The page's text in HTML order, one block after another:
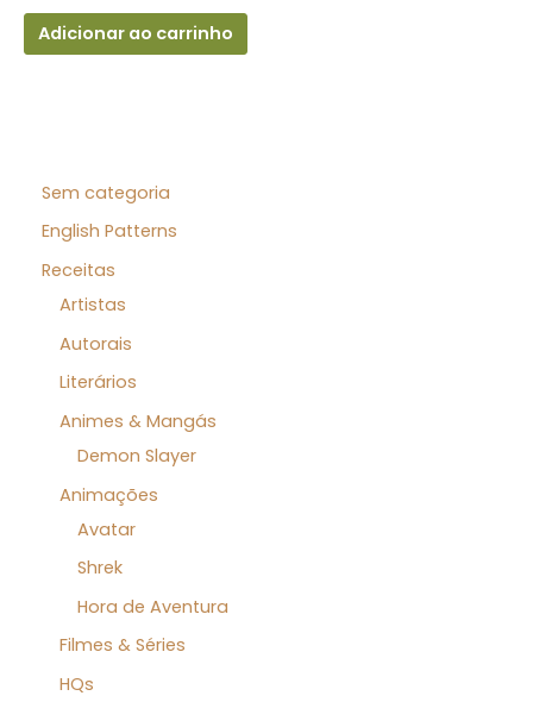
Adicionar ao carrinho
Sem categoria
English Patterns
Receitas
Artistas
Autorais
Literários
Animes & Mangás
Demon Slayer
Animações
Avatar
Shrek
Hora de Aventura
Filmes & Séries
HQs